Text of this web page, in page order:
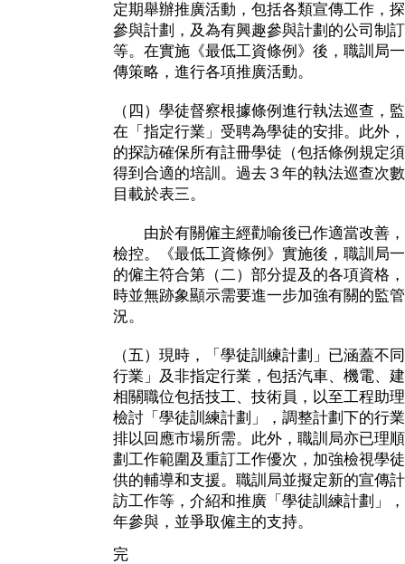
定期舉辦推廣活動，包括各類宣傳工作，
參與計劃，及為有興趣參與計劃的公司制
等。在實施《最低工資條例》後，職訓局
傳策略，進行各項推廣活動。
（四）學徒督察根據條例進行執法巡查，
在「指定行業」受聘為學徒的安排。此外
的探訪確保所有註冊學徒（包括條例規定
得到合適的培訓。過去３年的執法巡查次
目載於表三。
由於有關僱主經勸喻後已作適當改善，
檢控。《最低工資條例》實施後，職訓局
的僱主符合第（二）部分提及的各項資格
時並無跡象顯示需要進一步加強有關的監
況。
（五）現時，「學徒訓練計劃」已涵蓋不
行業」及非指定行業，包括汽車、機電、
相關職位包括技工、技術員，以至工程助
檢討「學徒訓練計劃」，調整計劃下的行
排以回應市場所需。此外，職訓局亦已理
劃工作範圍及重訂工作優次，加強檢視學
供的輔導和支援。職訓局並擬定新的宣傳
訪工作等，介紹和推廣「學徒訓練計劃」
年參與，並爭取僱主的支持。
完